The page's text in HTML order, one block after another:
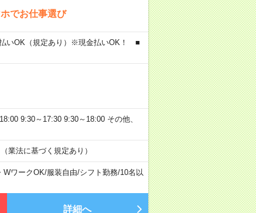
でお仕事選び
いOK（規定あり）※現金払いOK！ ■
9:30～17:30 9:30～18:00 その他、
業法に基づく規定あり）
WワークOK/服装自由/シフト勤務/10名以
詳細へ